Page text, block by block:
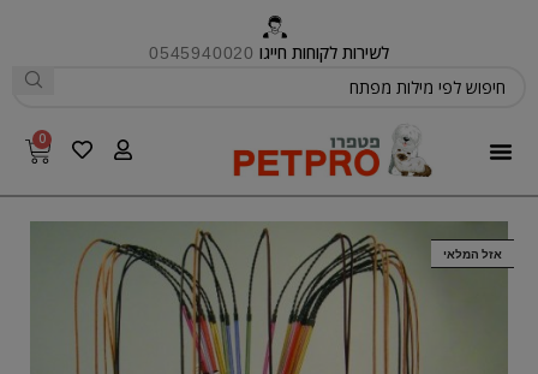
לשירות לקוחות חייגו 0545940020
0
אזל המלאי